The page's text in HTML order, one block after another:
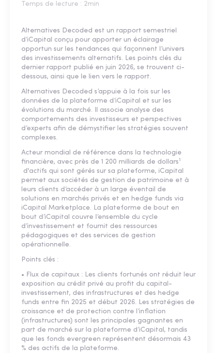
Temps de lecture : 2min
Alternatives Decoded est un rapport semestriel
d’iCapital conçu pour apporter un éclairage
opportun sur les tendances qui façonnent l’univers
des investissements alternatifs. Les points clés du
dernier rapport publié en juin 2026, se trouvent ci-
dessous, ainsi que le lien vers le rapport.
Alternatives Decoded s’appuie à la fois sur les
données de la plateforme d’iCapital et sur les
évolutions du marché. Il associe analyse des
comportements des investisseurs et perspectives
d’experts afin de démystifier les stratégies souvent
complexes.
Acteur mondial de référence dans la technologie
financière, avec près de 1 200 milliards de dollars1
d'actifs qui sont gérés sur sa plateforme, iCapital
permet aux sociétés de gestion de patrimoine et à
leurs clients d’accéder à un large éventail de
solutions en marchés privés et en hedge funds via
iCapital Marketplace. La plateforme de bout en
bout d’iCapital couvre l’ensemble du cycle
d’investissement et fournit des ressources
pédagogiques et des services de gestion
opérationnelle.
Points clés :
• Flux de capitaux : Les clients fortunés ont réduit leur
exposition au crédit privé au profit du capital-
investissement, des infrastructures et des hedge
funds entre fin 2025 et début 2026. Les stratégies de
croissance et de protection contre l’inflation
(infrastructures) sont les principales gagnantes en
part de marché sur la plateforme d’iCapital, tandis
que les fonds evergreen représentent désormais 43
% des actifs de la plateforme.